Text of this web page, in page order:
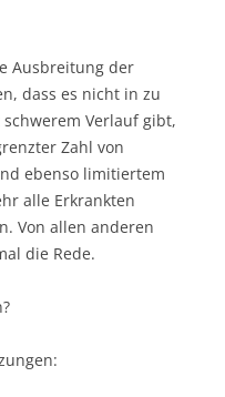
Ausbreitung der
dass es nicht in zu
Verlauf gibt,
Zahl von
ebenso limitiertem
alle Erkrankten
Von allen anderen
die Rede.